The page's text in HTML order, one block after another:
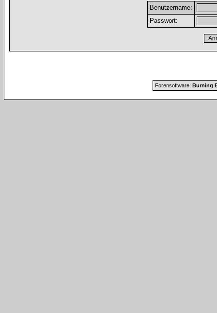
Benutzername:
Passwort:
Forensoftware: Burning